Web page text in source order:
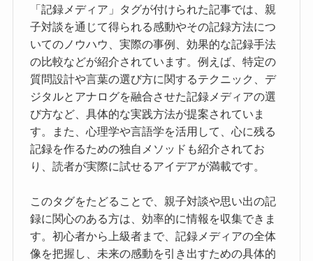
「記録メディア」タグが付けられた記事では、親
子対談を通じて得られる感動やその記録方法につ
いてのノウハウ、実際の事例、効果的な記録手法
の比較などが紹介されています。例えば、特定の
質問設計や言葉の選び方に関するテクニック、デ
ジタルとアナログを融合させた記録メディアの選
び方など、具体的な実践方法が提案されていま
す。また、心理学や言語学を活用して、心に残る
記録を作るための独自メソッドも紹介されてお
り、読者が実際に試せるアイデアが満載です。
このタグをたどることで、親子対談や思い出の記
録に関心のある方は、効率的に情報を収集できま
す。初心者から上級者まで、記録メディアの全体
像を把握し、未来の感動を引き出すための具体的